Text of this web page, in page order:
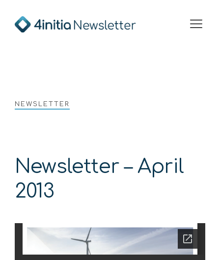
NEWSLETTER
Newsletter – April
2013